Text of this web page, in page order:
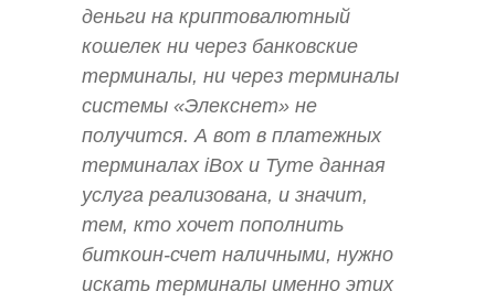
деньги на криптовалютный
кошелек ни через банковские
терминалы, ни через терминалы
системы «Элекснет» не
получится. А вот в платежных
терминалах iBox и Tyme данная
услуга реализована, и значит,
тем, кто хочет пополнить
биткоин-счет наличными, нужно
искать терминалы именно этих